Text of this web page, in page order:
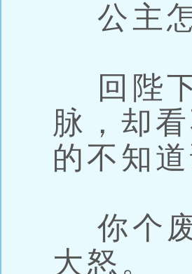
公主怎
回陛下
脉，却
的不知
你个废
大怒。